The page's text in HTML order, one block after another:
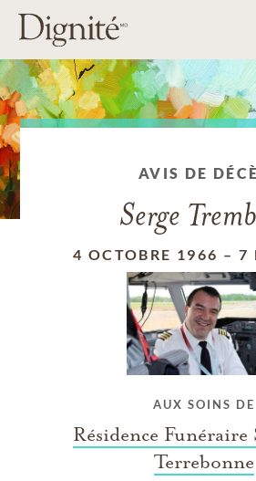
AVIS DE
Serge
4 OCTOBRE 1966 – 7
AUX SOINS DE
Résidence
Terrebonne